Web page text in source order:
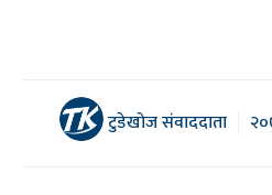
टुडेखोज संवाददाता